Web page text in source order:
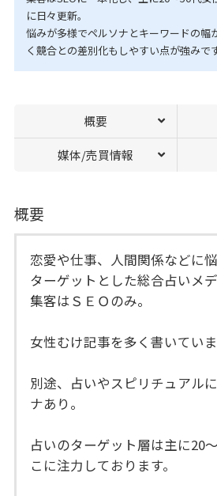
に日々更新。
悩みが多様でペルソナとキーワードの幅
く競合との差別化もしやすい点が強みです
概要
媒体/売買情報
概要
恋愛や仕事、人間関係などに
ターゲットとした総合占いメデ
集客はＳＥＯのみ。
女性むけ記事を多く書いていま
別途、占いやスピリチュアル
ナあり。
占いのターゲット層は主に20
こに注力しております。